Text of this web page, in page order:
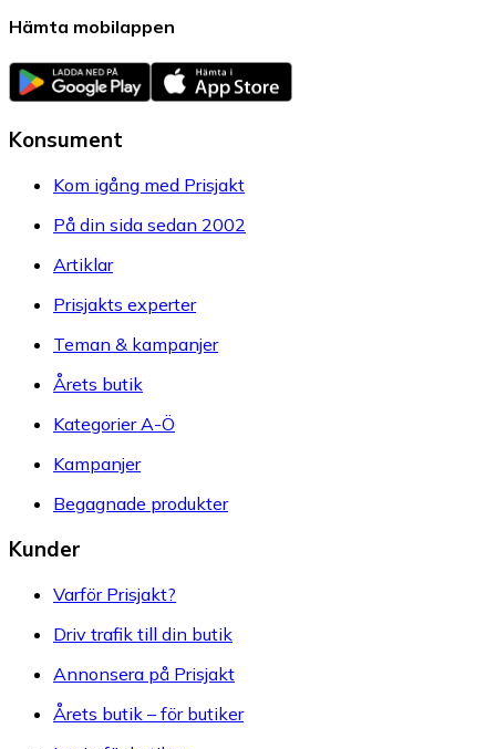
Hämta mobilappen
Konsument
Kom igång med Prisjakt
På din sida sedan 2002
Artiklar
Prisjakts experter
Teman & kampanjer
Årets butik
Kategorier A-Ö
Kampanjer
Begagnade produkter
Kunder
Varför Prisjakt?
Driv trafik till din butik
Annonsera på Prisjakt
Årets butik – för butiker